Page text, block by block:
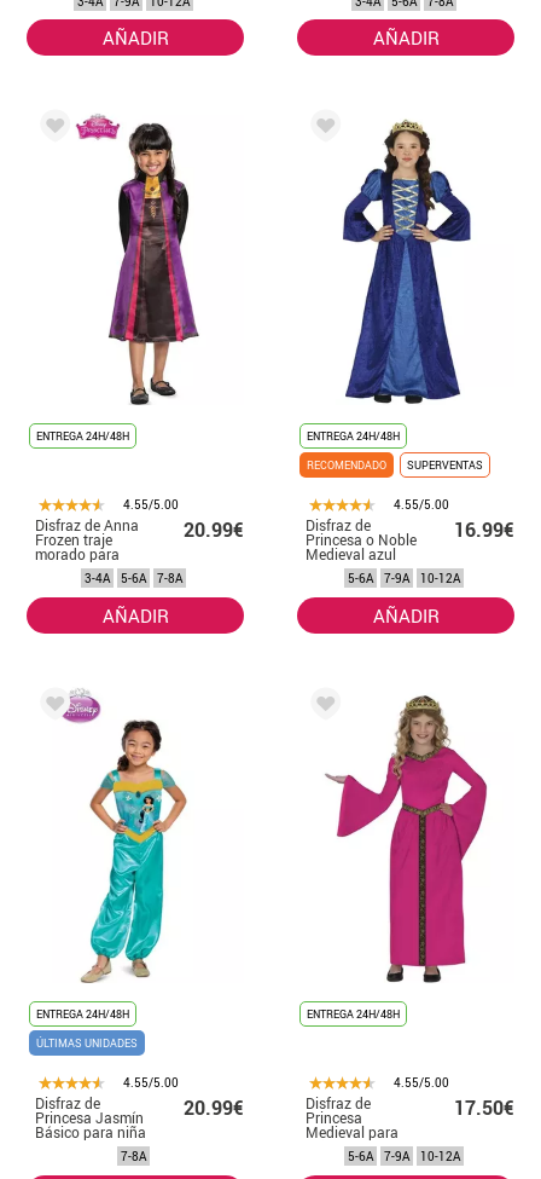
AÑADIR AÑADIR
ENTREGA 24H/48H
4.55/5.00
Disfraz de Anna
Frozen traje
morado para
20.99€
3-4A 5-6A 7-8A
AÑADIR
ENTREGA 24H/48H
RECOMENDADO
SUPERVENTAS
4.55/5.00
Disfraz de
Princesa o Noble
Medieval azul
para niña
16.99€
5-6A 7-9A 10-12A
AÑADIR
ENTREGA 24H/48H
ÚLTIMAS UNIDADES
4.55/5.00
Disfraz de
Princesa Jasmín
Básico para niña
20.99€
7-8A
ENTREGA 24H/48H
4.55/5.00
Disfraz de
Princesa
Medieval para
17.50€
5-6A 7-9A 10-12A